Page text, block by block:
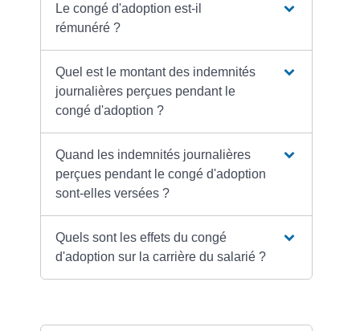
Le congé d'adoption est-il
rémunéré ?
Quel est le montant des indemnités
journalières perçues pendant le
congé d'adoption ?
Quand les indemnités journalières
perçues pendant le congé d'adoption
sont-elles versées ?
Quels sont les effets du congé
d'adoption sur la carrière du salarié ?